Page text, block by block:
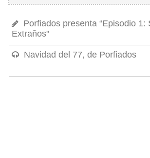
Porfiados presenta “Episodio 1:
Extraños"
Navidad del 77, de Porfiados